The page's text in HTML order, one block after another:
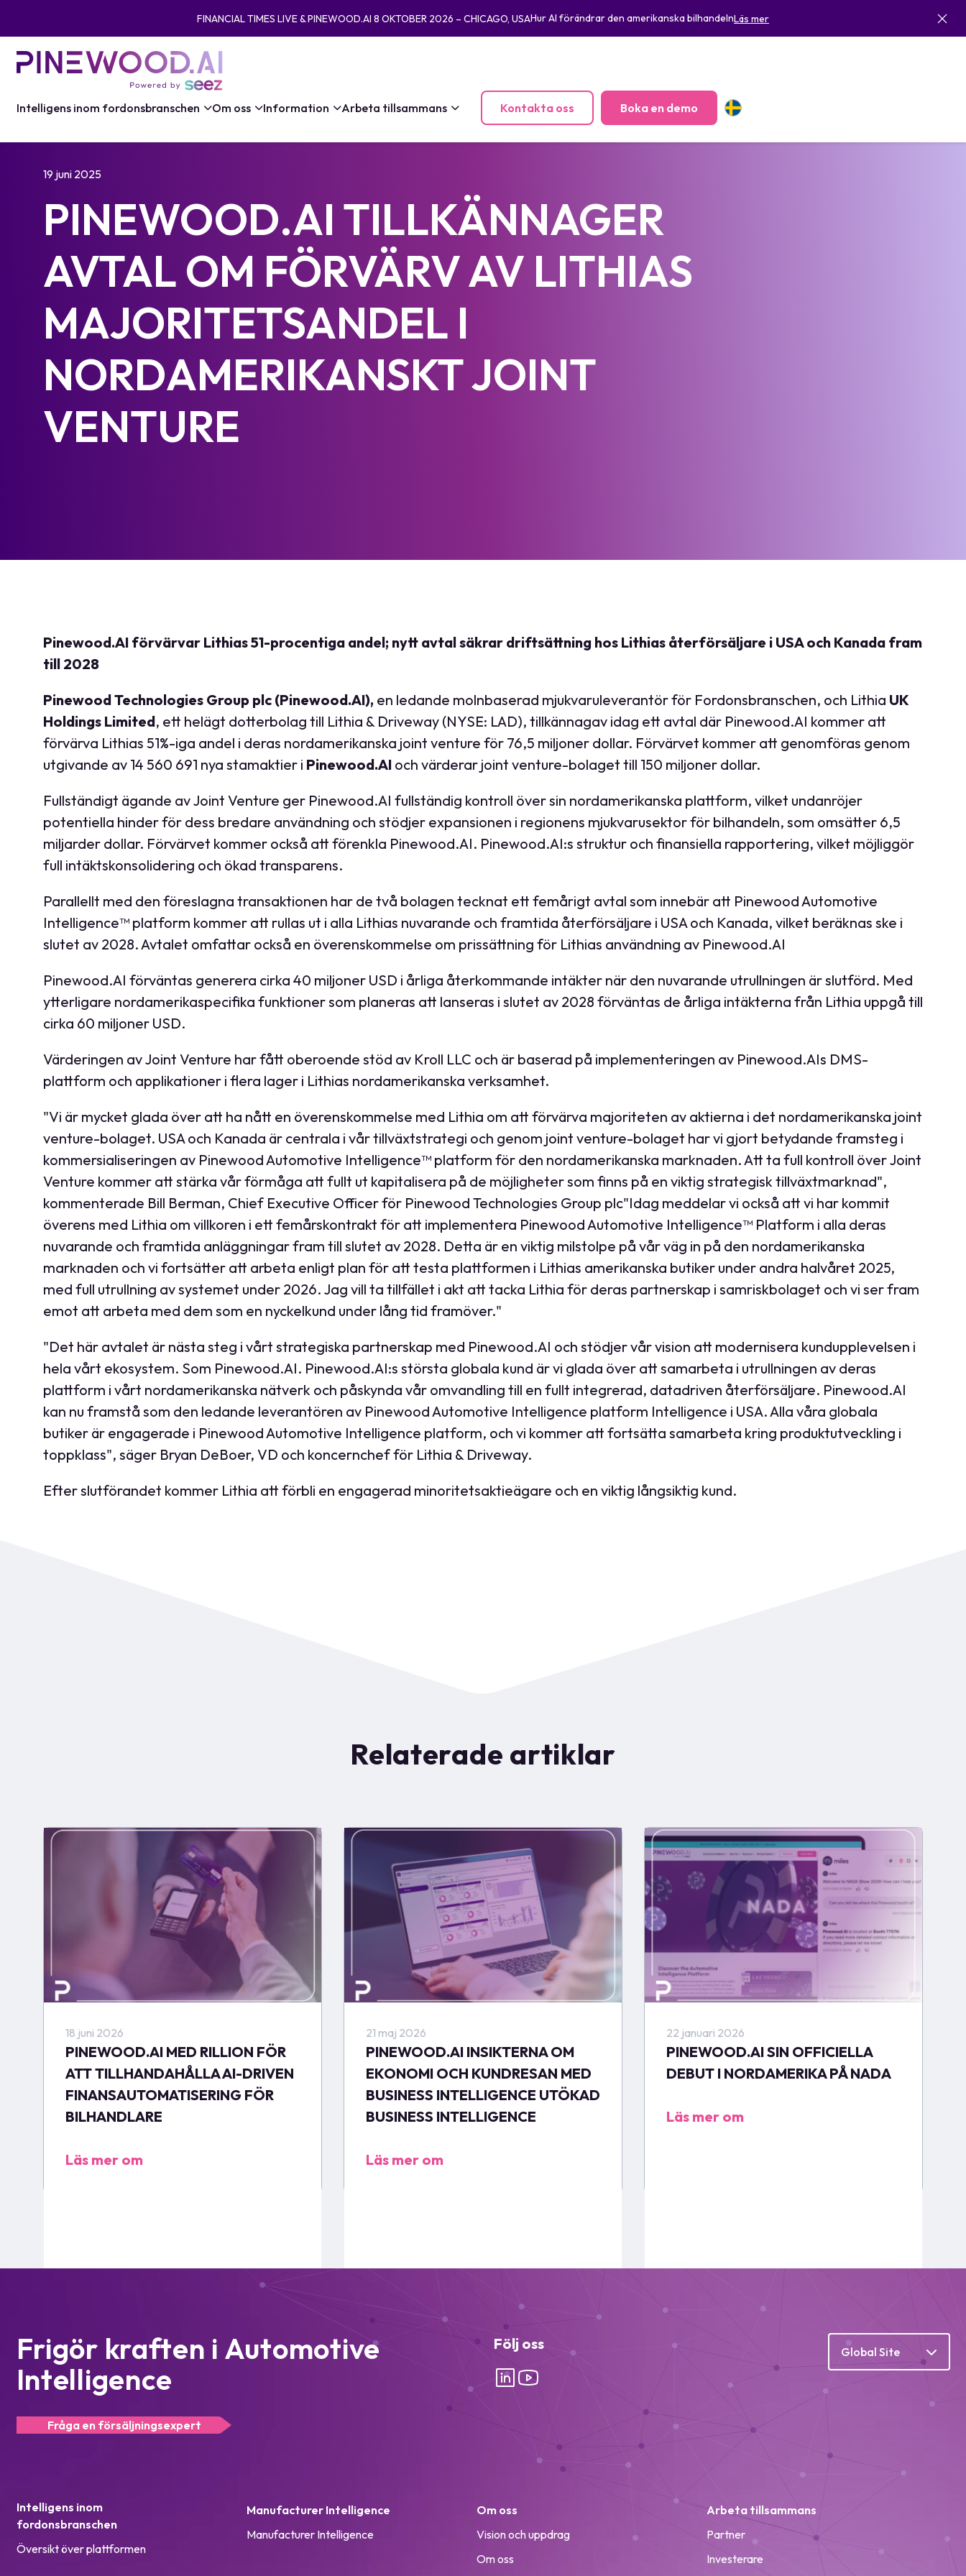
FINANCIAL TIMES LIVE & PINEWOOD.AI 8 OKTOBER 2026 – CHICAGO, USAHur AI förändrar den amerikanska bilhandelnLäs mer
Intelligens inom fordonsbranschen Om oss Information Arbeta tillsammans Kontakta oss Boka en demo
19 juni 2025
PINEWOOD.AI TILLKÄNNAGER
AVTAL OM FÖRVÄRV AV LITHIAS
MAJORITETSANDEL I
NORDAMERIKANSKT JOINT
VENTURE
Pinewood.AI förvärvar Lithias 51-procentiga andel; nytt avtal säkrar driftsättning hos Lithias återförsäljare i USA och Kanada fram
till 2028
Pinewood Technologies Group plc (Pinewood.AI), en ledande molnbaserad mjukvaruleverantör för Fordonsbranschen, och Lithia UK
Holdings Limited, ett helägt dotterbolag till Lithia & Driveway (NYSE: LAD), tillkännagav idag ett avtal där Pinewood.AI kommer att
förvärva Lithias 51%-iga andel i deras nordamerikanska joint venture för 76,5 miljoner dollar. Förvärvet kommer att genomföras genom
utgivande av 14 560 691 nya stamaktier i Pinewood.AIoch värderar joint venture-bolaget till 150 miljoner dollar.
Fullständigt ägande av Joint Venture ger Pinewood.AI fullständig kontroll över sin nordamerikanska plattform, vilket undanröjer
potentiella hinder för dess bredare användning och stödjer expansionen i regionens mjukvarusektor för bilhandeln, som omsätter 6,5
miljarder dollar. Förvärvet kommer också att förenkla Pinewood.AI. Pinewood.AI:s struktur och finansiella rapportering, vilket möjliggör
full intäktskonsolidering och ökad transparens.
Parallellt med den föreslagna transaktionen har de två bolagen tecknat ett femårigt avtal som innebär att Pinewood Automotive
Intelligence™ platform kommer att rullas ut i alla Lithias nuvarande och framtida återförsäljare i USA och Kanada, vilket beräknas ske i
slutet av 2028. Avtalet omfattar också en överenskommelse om prissättning för Lithias användning av Pinewood.AI
Pinewood.AI förväntas generera cirka 40 miljoner USD i årliga återkommande intäkter när den nuvarande utrullningen är slutförd. Med
ytterligare nordamerikaspecifika funktioner som planeras att lanseras i slutet av 2028 förväntas de årliga intäkterna från Lithia uppgå till
cirka 60 miljoner USD.
Värderingen av Joint Venture har fått oberoende stöd av Kroll LLC och är baserad på implementeringen av Pinewood.AIs DMS-
plattform och applikationer i flera lager i Lithias nordamerikanska verksamhet.
"Vi är mycket glada över att ha nått en överenskommelse med Lithia om att förvärva majoriteten av aktierna i det nordamerikanska joint
venture-bolaget. USA och Kanada är centrala i vår tillväxtstrategi och genom joint venture-bolaget har vi gjort betydande framsteg i
kommersialiseringen av Pinewood Automotive Intelligence™ platform för den nordamerikanska marknaden. Att ta full kontroll över Joint
Venture kommer att stärka vår förmåga att fullt ut kapitalisera på de möjligheter som finns på en viktig strategisk tillväxtmarknad",
kommenterade Bill Berman, Chief Executive Officer för Pinewood Technologies Group plc"Idag meddelar vi också att vi har kommit
överens med Lithia om villkoren i ett femårskontrakt för att implementera Pinewood Automotive Intelligence™ Platform i alla deras
nuvarande och framtida anläggningar fram till slutet av 2028. Detta är en viktig milstolpe på vår väg in på den nordamerikanska
marknaden och vi fortsätter att arbeta enligt plan för att testa plattformen i Lithias amerikanska butiker under andra halvåret 2025,
med full utrullning av systemet under 2026. Jag vill ta tillfället i akt att tacka Lithia för deras partnerskap i samriskbolaget och vi ser fram
emot att arbeta med dem som en nyckelkund under lång tid framöver."
"Det här avtalet är nästa steg i vårt strategiska partnerskap med Pinewood.AI och stödjer vår vision att modernisera kundupplevelsen i
hela vårt ekosystem. Som Pinewood.AI. Pinewood.AI:s största globala kund är vi glada över att samarbeta i utrullningen av deras
plattform i vårt nordamerikanska nätverk och påskynda vår omvandling till en fullt integrerad, datadriven återförsäljare. Pinewood.AI
kan nu framstå som den ledande leverantören av Pinewood Automotive Intelligence platform Intelligence i USA. Alla våra globala
butiker är engagerade i Pinewood Automotive Intelligence platform, och vi kommer att fortsätta samarbeta kring produktutveckling i
toppklass", säger Bryan DeBoer, VD och koncernchef för Lithia & Driveway.
Efter slutförandet kommer Lithia att förbli en engagerad minoritetsaktieägare och en viktig långsiktig kund.
Relaterade artiklar
18 juni 2026
PINEWOOD.AI MED RILLION FÖR
ATT TILLHANDAHÅLLA AI-DRIVEN
FINANSAUTOMATISERING FÖR
BILHANDLARE
Läs mer om
21 maj 2026
PINEWOOD.AI INSIKTERNA OM
EKONOMI OCH KUNDRESAN MED
BUSINESS INTELLIGENCE UTÖKAD
BUSINESS INTELLIGENCE
Läs mer om
22 januari 2026
PINEWOOD.AI SIN OFFICIELLA
DEBUT I NORDAMERIKA PÅ NADA
Läs mer om
Frigör kraften i Automotive
Intelligence
Fråga en försäljningsexpert
Följ oss Global Site
Intelligens inom
fordonsbranschen
Översikt över plattformen
Manufacturer Intelligence
Manufacturer Intelligence
Om oss
Vision och uppdrag
Om oss
Arbeta tillsammans
Partner
Investerare